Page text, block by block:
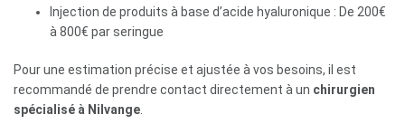
Injection de produits à base d’acide hyaluronique : De 200€
à 800€ par seringue
Pour une estimation précise et ajustée à vos besoins, il est
recommandé de prendre contact directement à un chirurgien
spécialisé à Nilvange